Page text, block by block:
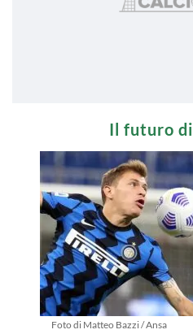
Il futuro di
Foto di Matteo Bazzi / Ansa